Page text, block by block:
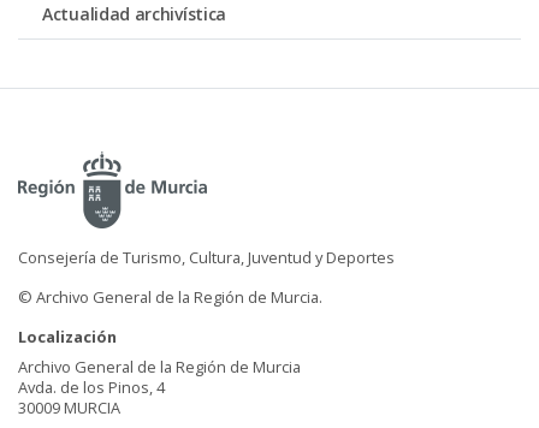
Actualidad archivística
Consejería de Turismo, Cultura, Juventud y Deportes
© Archivo General de la Región de Murcia.
Localización
Archivo General de la Región de Murcia
Avda. de los Pinos, 4
30009 MURCIA